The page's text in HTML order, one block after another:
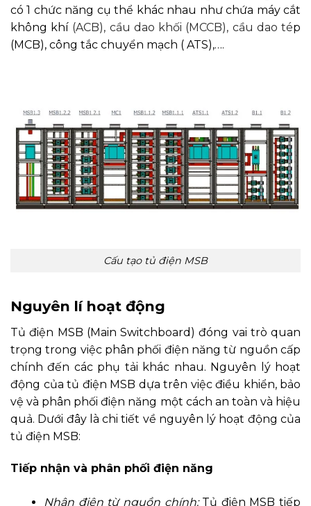
có 1 chức năng cụ thể khác nhau như chứa máy cắt
không khí (ACB), cầu dao khối (MCCB), cầu dao tép
(MCB), công tắc chuyển mạch ( ATS),….
Cấu tạo tủ điện MSB
Nguyên lí hoạt động
Tủ điện MSB (Main Switchboard) đóng vai trò quan
trọng trong việc phân phối điện năng từ nguồn cấp
chính đến các phụ tải khác nhau. Nguyên lý hoạt
động của tủ điện MSB dựa trên việc điều khiển, bảo
vệ và phân phối điện năng một cách an toàn và hiệu
quả. Dưới đây là chi tiết về nguyên lý hoạt động của
tủ điện MSB:
Tiếp nhận và phân phối điện năng
Nhận điện từ nguồn chính:Tủ điện MSB tiếp